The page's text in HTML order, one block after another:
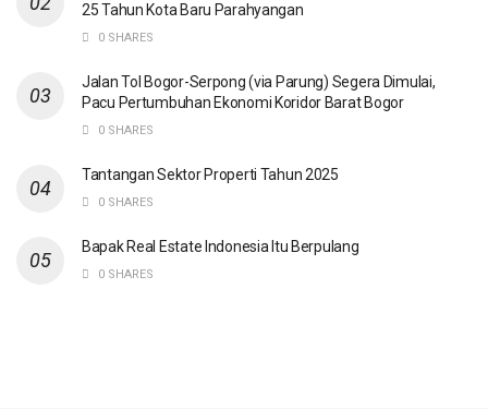
25 Tahun Kota Baru Parahyangan
0 SHARES
Jalan Tol Bogor-Serpong (via Parung) Segera Dimulai,
Pacu Pertumbuhan Ekonomi Koridor Barat Bogor
0 SHARES
Tantangan Sektor Properti Tahun 2025
0 SHARES
Bapak Real Estate Indonesia Itu Berpulang
0 SHARES